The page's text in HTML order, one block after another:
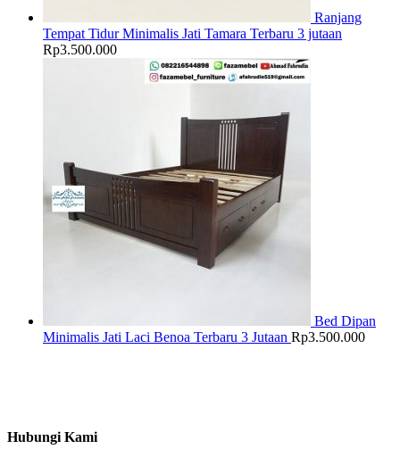
Ranjang
Tempat Tidur Minimalis Jati Tamara Terbaru 3 jutaan
Rp3.500.000
Bed Dipan
Minimalis Jati Laci Benoa Terbaru 3 Jutaan Rp3.500.000
Hubungi Kami